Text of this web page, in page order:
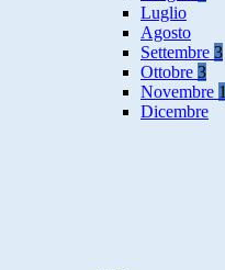
Luglio
Agosto
Settembre 3
Ottobre 3
Novembre 1
Dicembre